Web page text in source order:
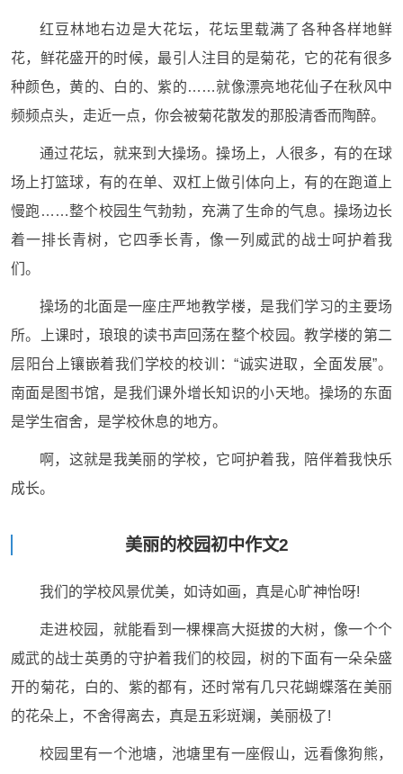
红豆林地右边是大花坛，花坛里载满了各种各样地鲜
花，鲜花盛开的时候，最引人注目的是菊花，它的花有很多
种颜色，黄的、白的、紫的……就像漂亮地花仙子在秋风中
频频点头，走近一点，你会被菊花散发的那股清香而陶醉。
通过花坛，就来到大操场。操场上，人很多，有的在球
场上打篮球，有的在单、双杠上做引体向上，有的在跑道上
慢跑……整个校园生气勃勃，充满了生命的气息。操场边长
着一排长青树，它四季长青，像一列威武的战士呵护着我
们。
操场的北面是一座庄严地教学楼，是我们学习的主要场
所。上课时，琅琅的读书声回荡在整个校园。教学楼的第二
层阳台上镶嵌着我们学校的校训：“诚实进取，全面发展”。
南面是图书馆，是我们课外增长知识的小天地。操场的东面
是学生宿舍，是学校休息的地方。
啊，这就是我美丽的学校，它呵护着我，陪伴着我快乐
成长。
美丽的校园初中作文2
我们的学校风景优美，如诗如画，真是心旷神怡呀!
走进校园，就能看到一棵棵高大挺拔的大树，像一个个
威武的战士英勇的守护着我们的校园，树的下面有一朵朵盛
开的菊花，白的、紫的都有，还时常有几只花蝴蝶落在美丽
的花朵上，不舍得离去，真是五彩斑斓，美丽极了!
校园里有一个池塘，池塘里有一座假山，远看像狗熊，